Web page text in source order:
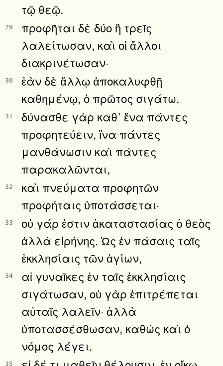
τῷ θεῷ.
29
προφῆται δὲ δύο ἢ τρεῖς
λαλείτωσαν, καὶ οἱ ἄλλοι
διακρινέτωσαν·
30
ἐὰν δὲ ἄλλῳ ἀποκαλυφθῇ
καθημένῳ, ὁ πρῶτος σιγάτω.
31
δύνασθε γὰρ καθ᾿ ἕνα πάντες
προφητεύειν, ἵνα πάντες
μανθάνωσιν καὶ πάντες
παρακαλῶνται,
32
καὶ πνεύματα προφητῶν
προφήταις ὑποτάσσεται·
33
οὐ γάρ ἐστιν ἀκαταστασίας ὁ θεὸς
ἀλλὰ εἰρήνης. Ὡς ἐν πάσαις ταῖς
ἐκκλησίαις τῶν ἁγίων,
34
αἱ γυναῖκες ἐν ταῖς ἐκκλησίαις
σιγάτωσαν, οὐ γὰρ ἐπιτρέπεται
αὐταῖς λαλεῖν· ἀλλὰ
ὑποτασσέσθωσαν, καθὼς καὶ ὁ
νόμος λέγει.
35